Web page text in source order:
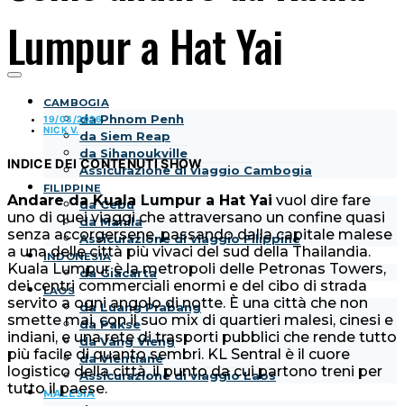
CAMBOGIA
da Phnom Penh
da Siem Reap
da Sihanoukville
Assicurazione di viaggio Cambogia
FILIPPINE
da Cebu
da Manila
Assicurazione di viaggio Filippine
INDONESIA
da Giacarta
LAOS
da Luang Prabang
da Pakse
da Vang Vieng
da Vientiane
Assicurazione di viaggio Laos
MALESIA
Lumpur a Hat Yai
19/03/2026
NICK V.
INDICE DEI CONTENUTISHOW
Andare da Kuala Lumpur a Hat Yai vuol dire fare
uno di quei viaggi che attraversano un confine quasi
senza accorgersene, passando dalla capitale malese
a una delle città più vivaci del sud della Thailandia.
Kuala Lumpur è la metropoli delle Petronas Towers,
dei centri commerciali enormi e del cibo di strada
servito a ogni angolo di notte. È una città che non
smette mai, con il suo mix di quartieri malesi, cinesi e
indiani, e una rete di trasporti pubblici che rende tutto
più facile di quanto sembri. KL Sentral è il cuore
logistico della città, il punto da cui partono treni per
tutto il paese.